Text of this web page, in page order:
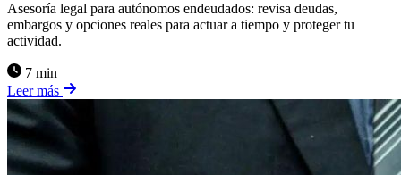
Asesoría legal para autónomos endeudados: revisa deudas,
embargos y opciones reales para actuar a tiempo y proteger tu
actividad.
7 min
Leer más